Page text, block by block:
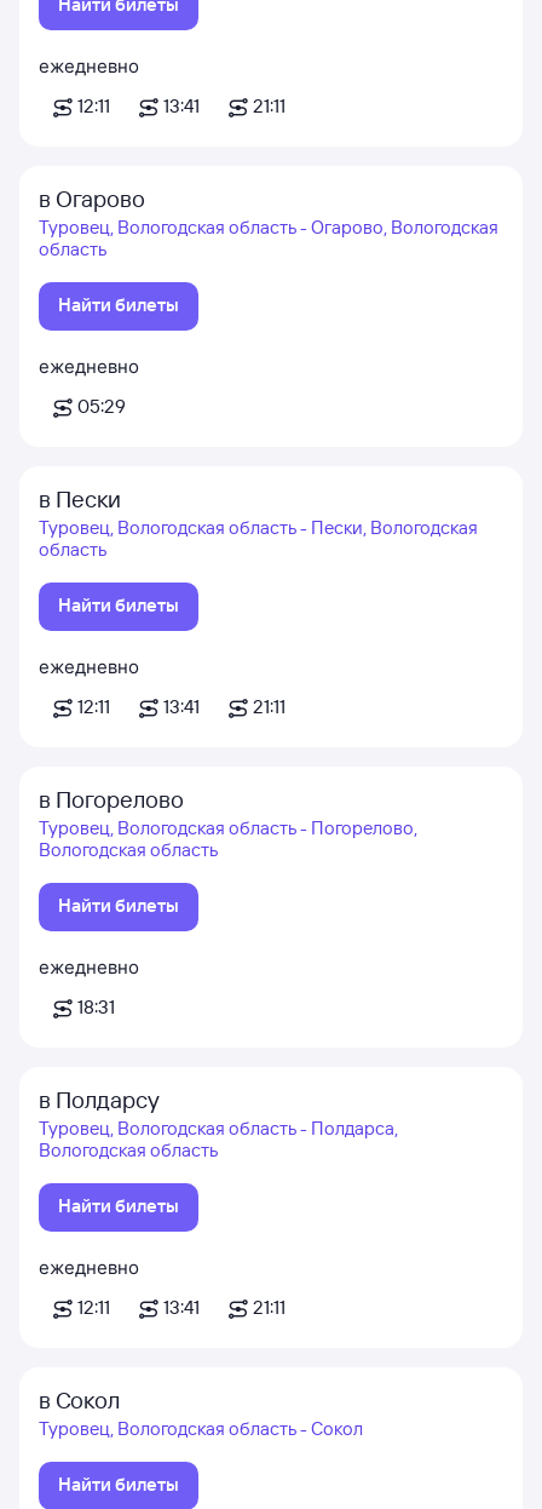
ежедневно
12:11
13:41 21:11
в Огарово
Туровец, Вологодская область - Огарово, Вологодская
область
Найти билеты
ежедневно
05:29
в Пески
Туровец, Вологодская область - Пески, Вологодская
область
Найти билеты
ежедневно
12:11
13:41 21:11
в Погорелово
Туровец, Вологодская область - Погорелово,
Вологодская область
Найти билеты
ежедневно
18:31
в Полдарсу
Туровец, Вологодская область - Полдарса,
Вологодская область
Найти билеты
ежедневно
12:11
13:41 21:11
в Сокол
Туровец, Вологодская область - Сокол
Найти билеты